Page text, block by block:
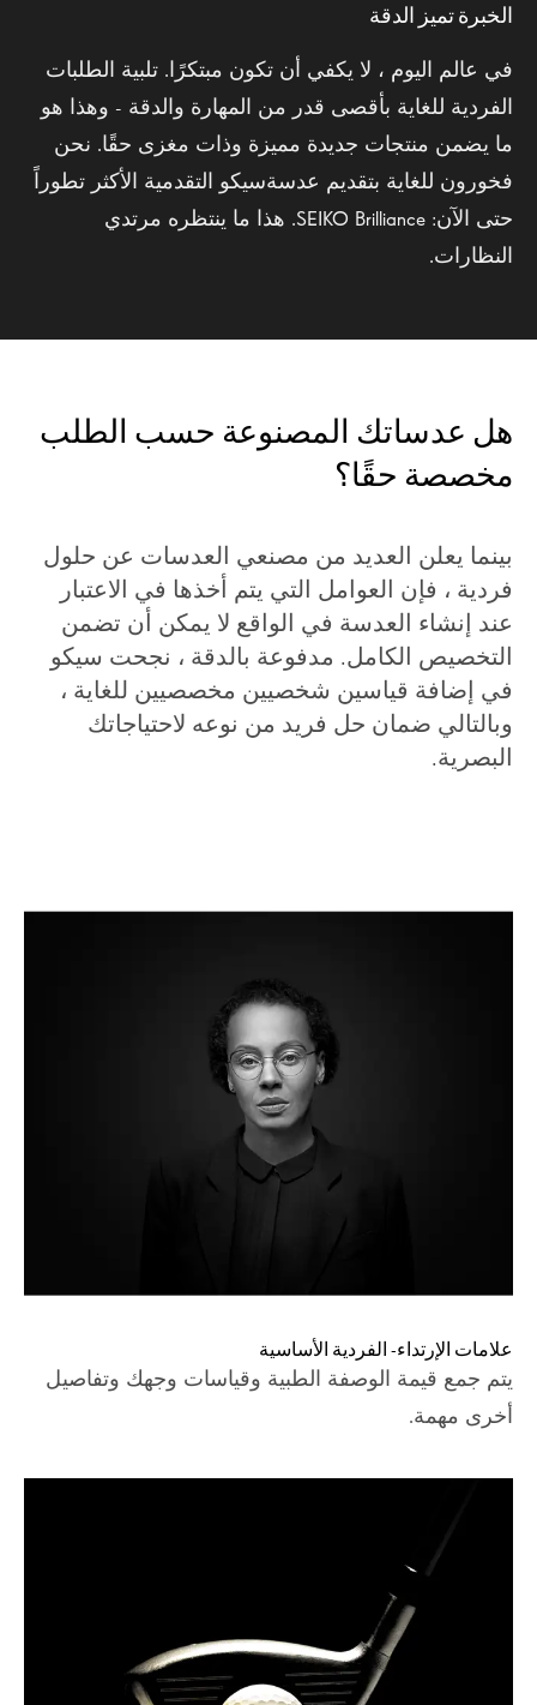
الخبرة تميز الدقة
في عالم اليوم ، لا يكفي أن تكون مبتكرًا. تلبية الطلبات
الفردية للغاية بأقصى قدر من المهارة والدقة - وهذا هو
ما يضمن منتجات جديدة مميزة وذات مغزى حقًا. نحن
فخورون للغاية بتقديم عدسةسيكو التقدمية الأكثر تطوراً
حتى الآن: SEIKO Brilliance. هذا ما ينتظره مرتدي
النظارات.
هل عدساتك المصنوعة حسب الطلب
مخصصة حقًا؟
بينما يعلن العديد من مصنعي العدسات عن حلول
فردية ، فإن العوامل التي يتم أخذها في الاعتبار
عند إنشاء العدسة في الواقع لا يمكن أن تضمن
التخصيص الكامل. مدفوعة بالدقة ، نجحت سيكو
في إضافة قياسين شخصيين مخصصيين للغاية ،
وبالتالي ضمان حل فريد من نوعه لاحتياجاتك
البصرية.
علامات الإرتداء- الفردية الأساسية
يتم جمع قيمة الوصفة الطبية وقياسات وجهك وتفاصيل
أخرى مهمة.